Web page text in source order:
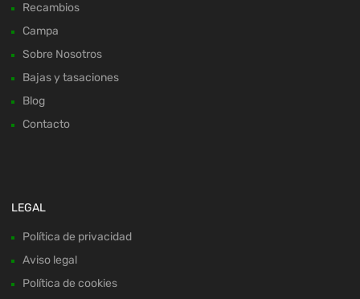
Recambios
Campa
Sobre Nosotros
Bajas y tasaciones
Blog
Contacto
LEGAL
Política de privacidad
Aviso legal
Política de cookies